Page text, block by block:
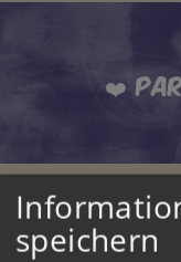
❤️
speichern